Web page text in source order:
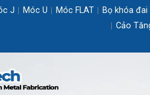
J Móc U Móc FLAT Bọ khóa đai
Cảo